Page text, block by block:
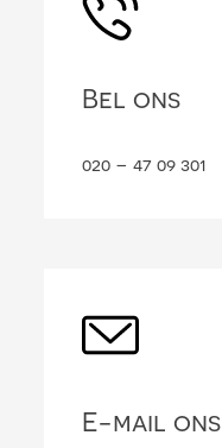
Bel ons
020 – 47 09 301
E-mail ons